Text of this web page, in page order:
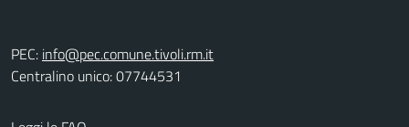
PEC: info@pec.comune.tivoli.rm.it
Centralino unico: 07744531